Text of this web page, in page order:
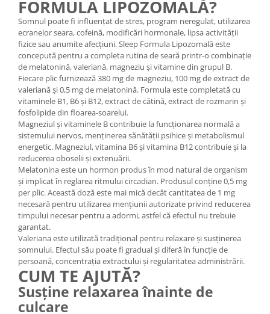
OOTD
Cettua
Haruharu Wonder
Medicube
ARIUL
Dr. Althea
DELLA BORN
Silimarina
Spirulina
Ulei de cocos
Ulei de peste
Ulei MCT
Vitamina A
Vitamina B
Vitamina C
Vitamina D
Vitamina E
Vitamina K
Zinc
Cătină
Chlorella
Colina
Electroliti
Produse Apicole
FORMULA LIPOZOMALĂ?
Somnul poate fi influențat de stres, program neregulat, utilizarea
ecranelor seara, cofeină, modificări hormonale, lipsa activității
fizice sau anumite afecțiuni. Sleep Formula Lipozomală este
concepută pentru a completa rutina de seară printr-o combinație
de melatonină, valeriană, magneziu și vitamine din grupul B.
Fiecare plic furnizează 380 mg de magneziu, 100 mg de extract de
valeriană și 0,5 mg de melatonină. Formula este completată cu
vitaminele B1, B6 și B12, extract de cătină, extract de rozmarin și
fosfolipide din floarea-soarelui.
Magneziul și vitaminele B contribuie la funcționarea normală a
sistemului nervos, menținerea sănătății psihice și metabolismul
energetic. Magneziul, vitamina B6 și vitamina B12 contribuie și la
reducerea oboselii și extenuării.
Melatonina este un hormon produs în mod natural de organism
și implicat în reglarea ritmului circadian. Produsul conține 0,5 mg
per plic. Această doză este mai mică decât cantitatea de 1 mg
necesară pentru utilizarea mențiunii autorizate privind reducerea
timpului necesar pentru a adormi, astfel că efectul nu trebuie
garantat.
Valeriana este utilizată tradițional pentru relaxare și susținerea
somnului. Efectul său poate fi gradual și diferă în funcție de
persoană, concentrația extractului și regularitatea administrării.
CUM TE AJUTĂ?
Susține relaxarea înainte de
culcare